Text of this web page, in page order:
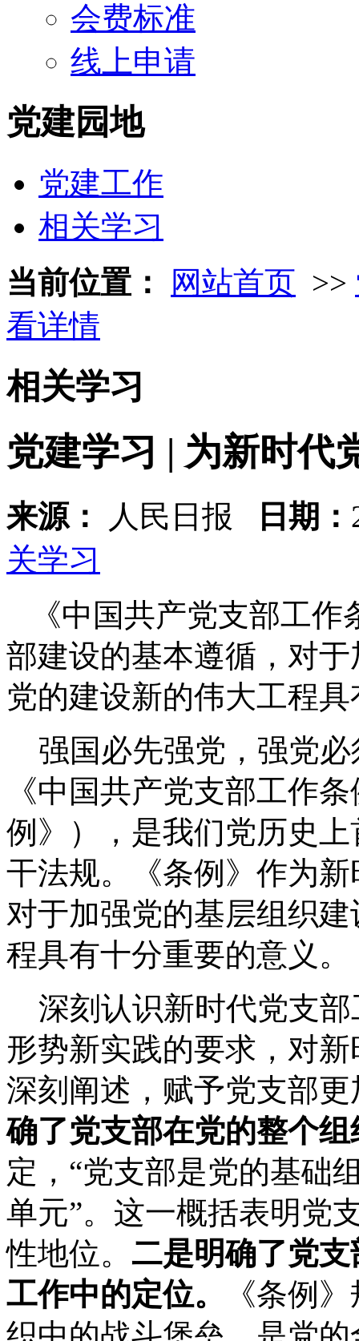
会费标准
线上申请
党建园地
党建工作
相关学习
当前位置：
网站首页 >>
看详情
相关学习
党建学习 | 为新时代
来源： 人民日报 日期：
关学习
《中国共产党支部工作
部建设的基本遵循，对
党的建设新的伟大工程
强国必先强党，强党必
《中国共产党支部工作
例》），是我们党历史
干法规。《条例》作为
对于加强党的基层组织
程具有十分重要的意义。
深刻认识新时代党支部
形势新实践的要求，对
深刻阐述，赋予党支部
确了党支部在党的整个
定，“党支部是党的基础
单元”。这一概括表明党
性地位。 二是明确了党
工作中的定位。
《条例